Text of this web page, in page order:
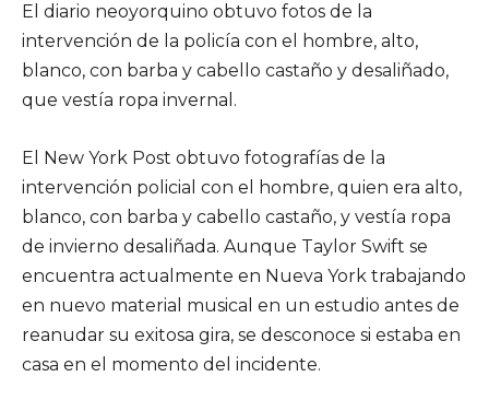
El diario neoyorquino obtuvo fotos de la
intervención de la policía con el hombre, alto,
blanco, con barba y cabello castaño y desaliñado,
que vestía ropa invernal.
El New York Post obtuvo fotografías de la
intervención policial con el hombre, quien era alto,
blanco, con barba y cabello castaño, y vestía ropa
de invierno desaliñada. Aunque Taylor Swift se
encuentra actualmente en Nueva York trabajando
en nuevo material musical en un estudio antes de
reanudar su exitosa gira, se desconoce si estaba en
casa en el momento del incidente.